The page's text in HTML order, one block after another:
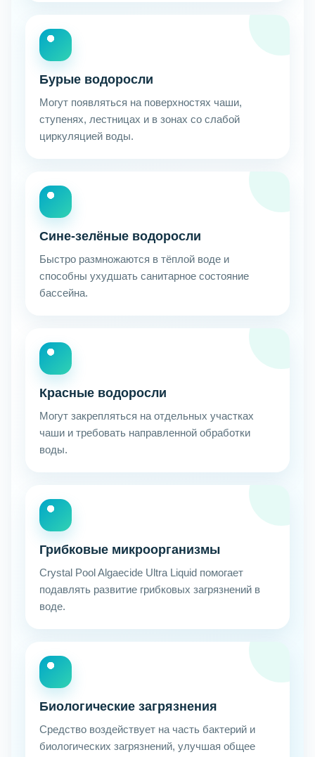
Бурые водоросли
Могут появляться на поверхностях чаши,
ступенях, лестницах и в зонах со слабой
циркуляцией воды.
Сине-зелёные водоросли
Быстро размножаются в тёплой воде и
способны ухудшать санитарное состояние
бассейна.
Красные водоросли
Могут закрепляться на отдельных участках
чаши и требовать направленной обработки
воды.
Грибковые микроорганизмы
Crystal Pool Algaecide Ultra Liquid помогает
подавлять развитие грибковых загрязнений в
воде.
Биологические загрязнения
Средство воздействует на часть бактерий и
биологических загрязнений, улучшая общее